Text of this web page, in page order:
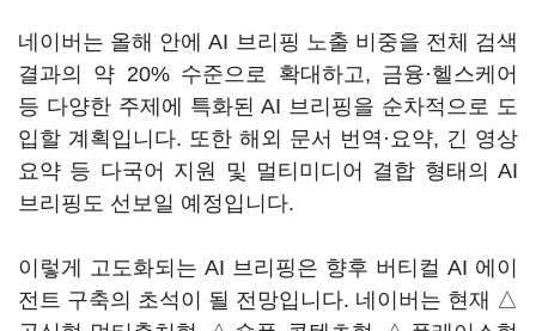
네이버는 올해 안에 AI 브리핑 노출 비중을 전체 검색
결과의 약 20% 수준으로 확대하고, 금융·헬스케어
등 다양한 주제에 특화된 AI 브리핑을 순차적으로 도
입할 계획입니다. 또한 해외 문서 번역·요약, 긴 영상
요약 등 다국어 지원 및 멀티미디어 결합 형태의 AI
브리핑도 선보일 예정입니다.
이렇게 고도화되는 AI 브리핑은 향후 버티컬 AI 에이
전트 구축의 초석이 될 전망입니다. 네이버는 현재 △